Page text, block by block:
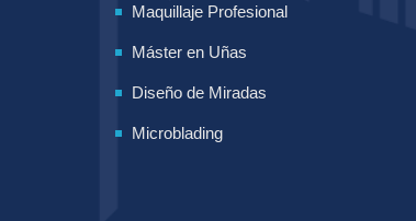
Maquillaje Profesional
Máster en Uñas
Diseño de Miradas
Microblading